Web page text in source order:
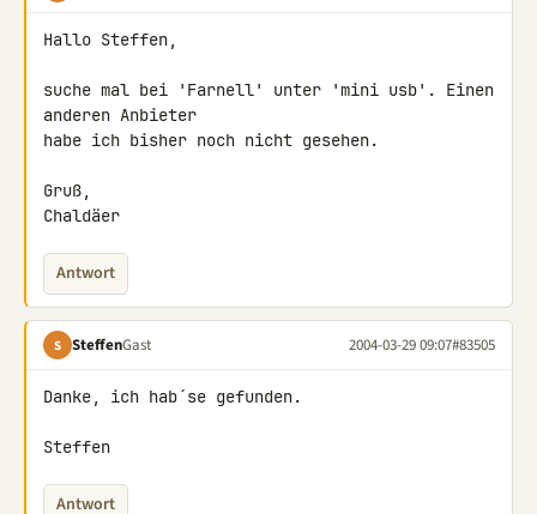
Hallo Steffen,
suche mal bei 'Farnell' unter 'mini usb'. Einen
anderen Anbieter
habe ich bisher noch nicht gesehen.
Gruß,
Chaldäer
Antwort
S SteffenGast 2004-03-29 09:07#83505
Danke, ich hab´se gefunden.
Steffen
Antwort